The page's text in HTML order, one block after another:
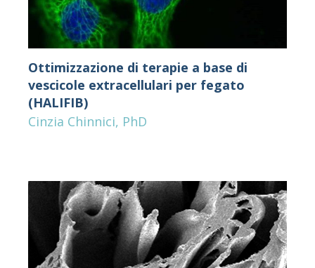
Ottimizzazione di terapie a base di
vescicole extracellulari per fegato
(HALIFIB)
Cinzia Chinnici, PhD